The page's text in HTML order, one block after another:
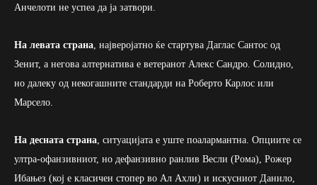
Анчелоти не успеа да ја затвори.
На левата страна, најверојатно ќе стартува Даглас Сантос од
Зенит, а негова алтернатива е ветеранот Алекс Сандро. Солидно,
но далеку од некогашните стандарди на Роберто Карлос или
Марсело.
На десната страна, ситуацијата е уште поалармантна. Опциите се
ултра-офанзивниот, но дефанзивно ранлив Весли (Рома), Рожер
Ибањез (кој е класичен стопер во Ал Ахли) и искусниот Данило,